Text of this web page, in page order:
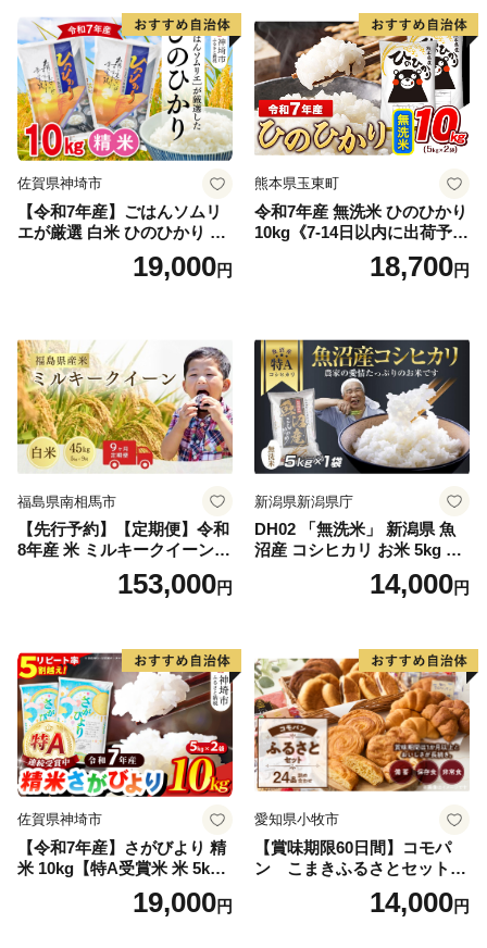
野町産 Elevation
佐賀県神埼市
【令和7年産】ごはんソムリ
エが厳選 白米 ひのひかり 10
米 10kg 5kg×2 ひのひかり ブ
19,000円
熊本県玉東町
令和7年産 無洗米 ひのひかり
10kg《7-14日以内に出荷予定
(土日祝除く)》コメ 米 無洗米
令和7年産 高レビュー｜人気
18,700円
福島県南相馬市
【先行予約】【定期便】令和
8年産 米 ミルキークイーン
白米 45kg (5kg×9回) | ミルキ
ークイーン 米5kg 福島 福島
福島県 南相馬市 cu006-ae
153,000円
新潟県新潟県庁
DH02 「無洗米」 新潟県 魚
沼産 コシヒカリ お米 5kg こ
しひかり 精米 米（お米の美
味しい炊き方ガイド付き）
14,000円
佐賀県神埼市
【令和7年産】さがびより 精
米 10kg【特A受賞米 米 5kg×
2袋 お米 コメ こめ 国産 美味
しい ブランド米 人気 ランキ
19,000円
愛知県小牧市
【賞味期限60日間】コモパ
ン こまきふるさとセット
（24個入り）／災害用備蓄
保存食 非常食 防災グッズに
14,000円